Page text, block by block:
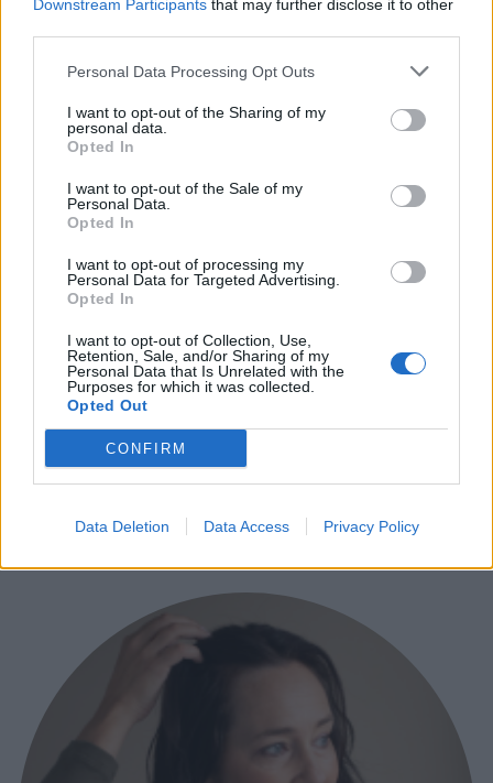
Downstream Participants that may further disclose it to other
Personal Data Processing Opt Outs
I want to opt-out of the Sharing of my
personal data.
Opted In
I want to opt-out of the Sale of my
Personal Data.
Opted In
I want to opt-out of processing my
Personal Data for Targeted Advertising.
Opted In
I want to opt-out of Collection, Use,
Retention, Sale, and/or Sharing of my
Personal Data that Is Unrelated with the
Purposes for which it was collected.
Opted Out
CONFIRM
Data Deletion Data Access Privacy Policy
låt svalna något.
2. Vispa ägg och socker fluffigt. Tillsätt chokladen.
3. Blanda mjöl, bakpulver och vaniljpulver och vispa
4. Ställ bunken i kylen för att stelna något, ca en
halvtimme.
bakplåtspapper.
6. Skeda upp degen i 15 lika stora bollar, lägg glest på
7. Grädda kakorna i mitten av ugnen i ca 10 minuter. Låt
svalna på galler.
Enkelt & gott!
3 maj, 2020